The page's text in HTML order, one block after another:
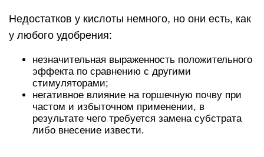
Недостатков у кислоты немного, но они есть, как
у любого удобрения:
незначительная выраженность положительного
эффекта по сравнению с другими
стимуляторами;
негативное влияние на горшечную почву при
частом и избыточном применении, в
результате чего требуется замена субстрата
либо внесение извести.